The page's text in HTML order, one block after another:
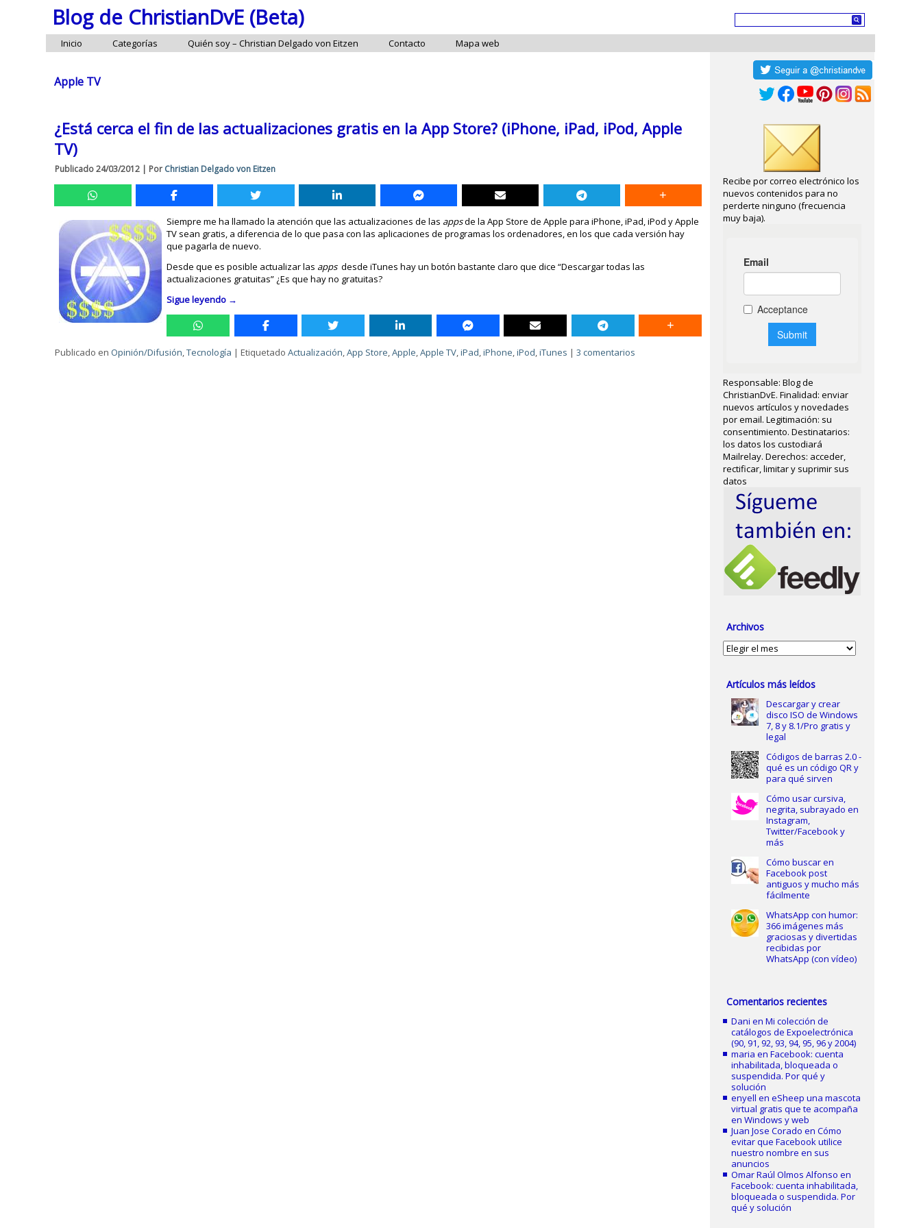
Blog de ChristianDvE (Beta)
Inicio Categorías Quién soy – Christian Delgado von Eitzen Contacto Mapa web
Apple TV
¿Está cerca el fin de las actualizaciones gratis en la App Store? (iPhone, iPad, iPod, Apple
TV)
Publicado24/03/2012 | Por Christian Delgado von Eitzen
Siempre me ha llamado la atención que las actualizaciones de las appsde la App Store de Apple para iPhone, iPad, iPod y Apple
TV sean gratis, a diferencia de lo que pasa con las aplicaciones de programas los ordenadores, en los que cada versión hay
que pagarla de nuevo.
Desde que es posible actualizar las appsdesde iTunes hay un botón bastante claro que dice “Descargar todas las
actualizaciones gratuitas” ¿Es que hay no gratuitas?
Sigue leyendo →
Publicado en Opinión/Difusión,Tecnología |Etiquetado Actualización,App Store,Apple,Apple TV,iPad,iPhone,iPod,iTunes |3 comentarios
Recibe por correo electrónico los
nuevos contenidos para no
perderte ninguno (frecuencia
muy baja).
Responsable: Blog de
ChristianDvE. Finalidad: enviar
nuevos artículos y novedades
por email. Legitimación: su
consentimiento. Destinatarios:
los datos los custodiará
Mailrelay. Derechos: acceder,
rectificar, limitar y suprimir sus
datos
Archivos
Archivos
Artículos más leídos
Descargar y crear
disco ISO de Windows
7, 8 y 8.1/Pro gratis y
legal
Códigos de barras 2.0 -
qué es un código QR y
para qué sirven
Cómo usar cursiva,
negrita, subrayado en
Instagram,
Twitter/Facebook y
más
Cómo buscar en
Facebook post
antiguos y mucho más
fácilmente
WhatsApp con humor:
366 imágenes más
graciosas y divertidas
recibidas por
WhatsApp (con vídeo)
Comentarios recientes
Dani enMi colección de
catálogos de Expoelectrónica
(90, 91, 92, 93, 94, 95, 96 y 2004)
maria enFacebook: cuenta
inhabilitada, bloqueada o
suspendida. Por qué y
solución
enyell eneSheep una mascota
virtual gratis que te acompaña
en Windows y web
Juan Jose Corado enCómo
evitar que Facebook utilice
nuestro nombre en sus
anuncios
Omar Raúl Olmos Alfonso en
Facebook: cuenta inhabilitada,
bloqueada o suspendida. Por
qué y solución